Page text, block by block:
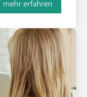
mehr erfahren